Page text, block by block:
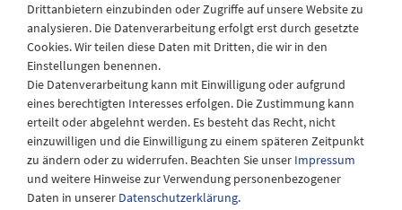
Montag - Freitag
08:30 - 12:30 und 13.00 - 17.30 Uhr
Samstags
08:30 bis 12:30 Uhr
Drittanbietern einzubinden oder Zugriffe auf unsere Website zu
analysieren. Die Datenverarbeitung erfolgt erst durch gesetzte
Cookies. Wir teilen diese Daten mit Dritten, die wir in den
Einstellungen benennen.
Die Datenverarbeitung kann mit Einwilligung oder aufgrund
eines berechtigten Interesses erfolgen. Die Zustimmung kann
erteilt oder abgelehnt werden. Es besteht das Recht, nicht
einzuwilligen und die Einwilligung zu einem späteren Zeitpunkt
zu ändern oder zu widerrufen. Beachten Sie unser Impressum
und weitere Hinweise zur Verwendung personenbezogener
Daten in unserer Daten­schutz­erklärung.